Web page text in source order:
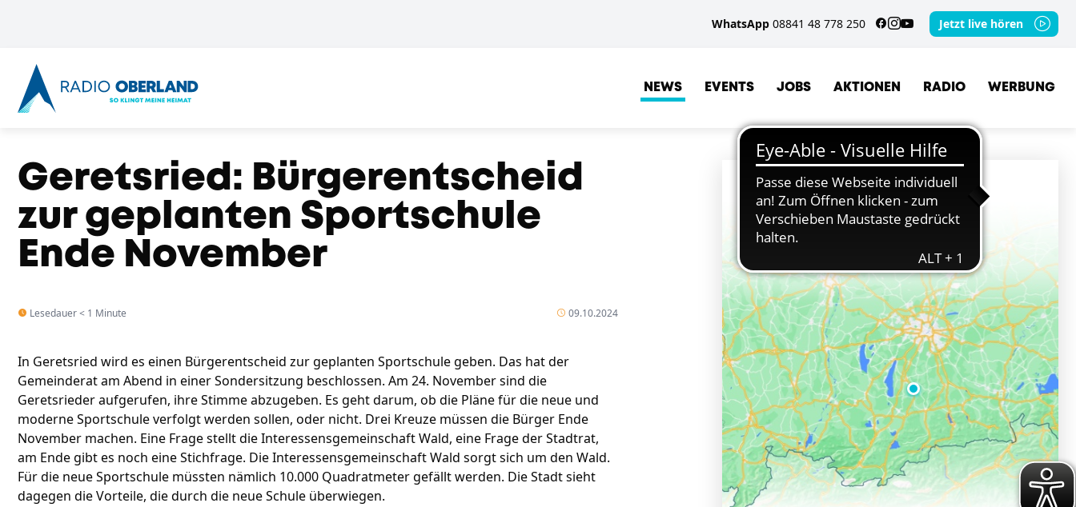
WhatsApp 08841 48 778 250 Jetzt live hören
NEWS EVENTS JOBS AKTIONEN RADIO WERBUNG
Geretsried: Bürgerentscheid
zur geplanten Sportschule
Ende November
Lesedauer < 1 Minute 09.10.2024
In Geretsried wird es einen Bürgerentscheid zur geplanten Sportschule geben. Das hat der
Gemeinderat am Abend in einer Sondersitzung beschlossen. Am 24. November sind die
Geretsrieder aufgerufen, ihre Stimme abzugeben. Es geht darum, ob die Pläne für die neue und
moderne Sportschule verfolgt werden sollen, oder nicht. Drei Kreuze müssen die Bürger Ende
November machen. Eine Frage stellt die Interessensgemeinschaft Wald, eine Frage der Stadtrat,
am Ende gibt es noch eine Stichfrage. Die Interessensgemeinschaft Wald sorgt sich um den Wald.
Für die neue Sportschule müssten nämlich 10.000 Quadratmeter gefällt werden. Die Stadt sieht
dagegen die Vorteile, die durch die neue Schule überwiegen.
ORTE
GERETSRIED